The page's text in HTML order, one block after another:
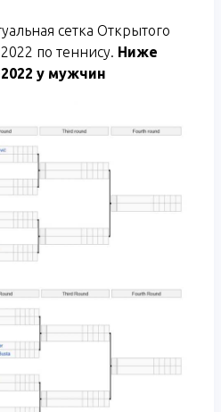
сетка Открытого
по теннису. Ниже
у мужчин